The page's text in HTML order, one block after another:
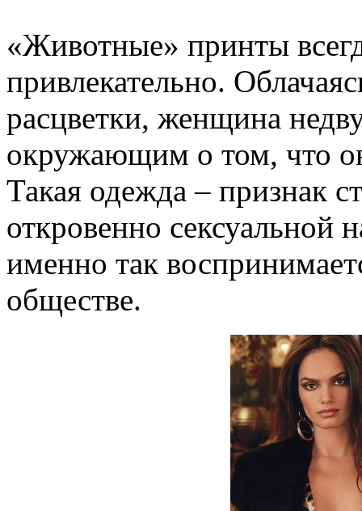
«Животные» принты
привлекательно.
расцветки, женщина
окружающим о том, что
Такая одежда – признак
откровенно сексуальной
именно так
обществе.